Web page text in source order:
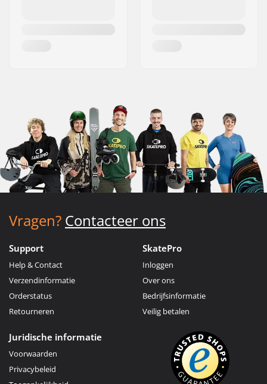
Vragen? Contacteer ons
Support
Help & Contact
Verzendinformatie
Orderstatus
Retourneren
SkatePro
Inloggen
Over ons
Bedrijfsinformatie
Veilig betalen
Juridische informatie
Voorwaarden
Privacybeleid